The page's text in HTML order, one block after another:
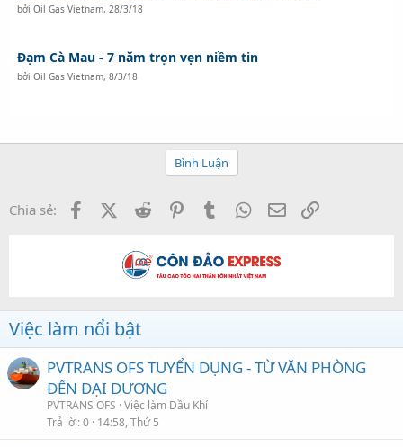
bởi Oil Gas Vietnam, 28/3/18
Đạm Cà Mau - 7 năm trọn vẹn niềm tin
bởi Oil Gas Vietnam, 8/3/18
Bình Luận
Chia sẻ: FacebookX (Twitter)
Reddit PinterestTumblr WhatsApp
Email
Việc làm nổi bật
PVTRANS OFS TUYỂN DỤNG - TỪ VĂN PHÒNG
ĐẾN ĐẠI DƯƠNG
PVTRANS OFS Việc làm Dầu Khí
Trả lời 0 14:58, Thứ 5